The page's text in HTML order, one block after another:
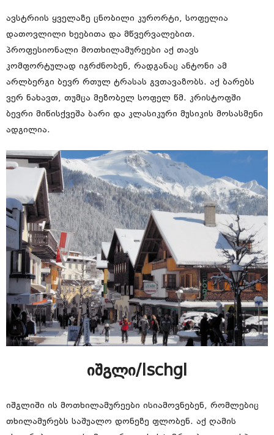
ავსტრიის ყველაზე ცნობილი კურორტი, სოფელია
დათოვლილი ხეებითა და მწვერვალებით.
პროფესიონალი მოთხილამურეები აქ თავს
კომფორტულად იგრძნობენ, რადგანაც ანტონი ამ
არლბერგი ბევრ რთულ ტრასას გვთავაზობს. აქ ბარებს
ვერ ნახავთ, თუმცა მეზობელ სოფელ წმ. კრისტოფში
ბევრი მიწისქვეშა ბარი და კლასიკური მუსიკის მოსასმენი
ადგილია.
იშგლი/Ischgl
იშგლიში ის მოთხილამურეები ისიამოვნებენ, რომლებიც
თხილამურებს საშუალო დონეზე ფლობენ. აქ ღამის